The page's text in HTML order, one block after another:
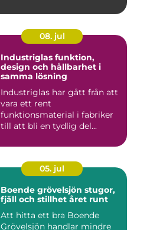
08. jul
Industriglas funktion,
design och hållbarhet i
samma lösning
Industriglas har gått från att
vara ett rent
funktionsmaterial i fabriker
till att bli en tydlig del...
05. jul
Boende grövelsjön stugor,
fjäll och stillhet året runt
Att hitta ett bra Boende
Grövelsjön handlar mindre